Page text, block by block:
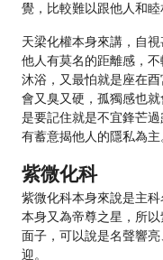
覺，比較難以跟他人和睦
天梁化權本身來講，自
他人有莫名的距離感，
沐浴，又最怕就是座在
會又臭又硬，孤獨感也
是要記住就是不宜鋒芒
有蓄意揭他人的隱私為主
紫微化科
紫微化科本身來說是主
本身又為帝尊之星，所
面子，可以說是名聲響
迎。